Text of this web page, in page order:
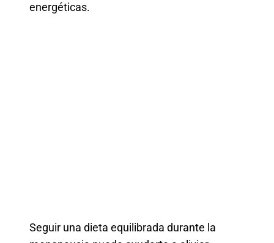
energéticas.
Seguir una dieta equilibrada durante la